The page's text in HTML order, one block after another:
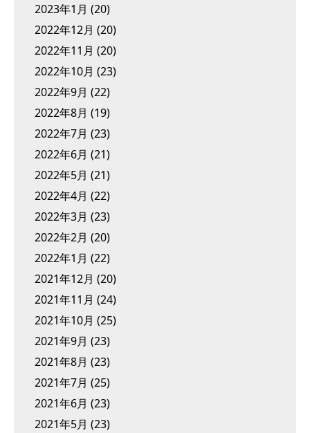
2023年1月 (20)
2022年12月 (20)
2022年11月 (20)
2022年10月 (23)
2022年9月 (22)
2022年8月 (19)
2022年7月 (23)
2022年6月 (21)
2022年5月 (21)
2022年4月 (22)
2022年3月 (23)
2022年2月 (20)
2022年1月 (22)
2021年12月 (20)
2021年11月 (24)
2021年10月 (25)
2021年9月 (23)
2021年8月 (23)
2021年7月 (25)
2021年6月 (23)
2021年5月 (23)